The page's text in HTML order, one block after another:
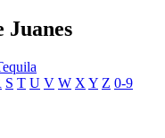
Juanes
S T U V W X Y Z 0-9